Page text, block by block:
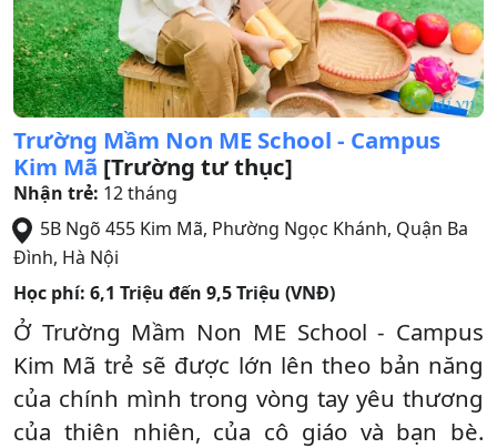
Trường Mầm Non ME School - Campus
Kim Mã [Trường tư thục]
Nhận trẻ: 12 tháng
5B Ngõ 455 Kim Mã, Phường Ngọc Khánh, Quận Ba
Đình, Hà Nội
Học phí: 6,1 Triệu đến 9,5 Triệu (VNĐ)
Ở Trường Mầm Non ME School - Campus
Kim Mã trẻ sẽ được lớn lên theo bản năng
của chính mình trong vòng tay yêu thương
của thiên nhiên, của cô giáo và bạn bè.